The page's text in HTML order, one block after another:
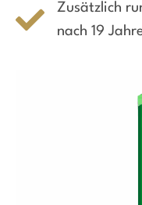
Zusätzlich
nach 19